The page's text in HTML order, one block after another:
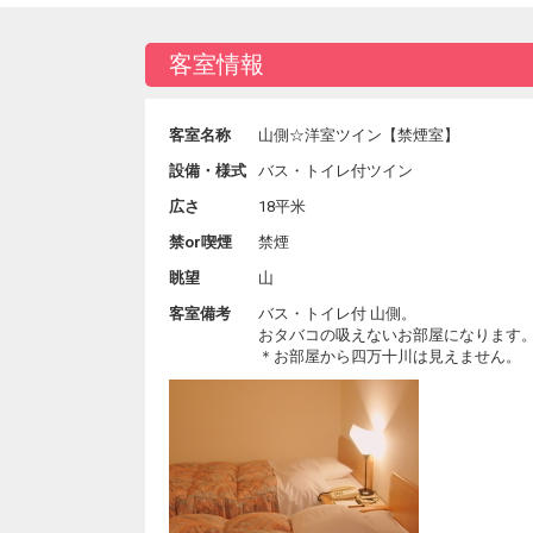
客室情報
客室名称
山側☆洋室ツイン【禁煙室】
設備・様式
バス・トイレ付ツイン
広さ
18平米
禁or喫煙
禁煙
眺望
山
客室備考
バス・トイレ付 山側。
おタバコの吸えないお部屋になります
＊お部屋から四万十川は見えません。